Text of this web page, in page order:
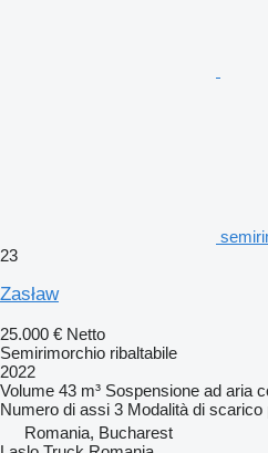
23
Zasław
25.000 € Netto
Semirimorchio ribaltabile
2022
Volume 43 m³ Sospensione ad aria
Numero di assi 3 Modalità di scarico
Romania, Bucharest